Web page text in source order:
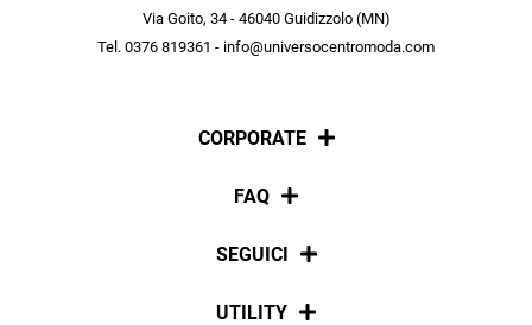
Via Goito, 34 - 46040 Guidizzolo (MN)
Tel. 0376 819361 - info@universocentromoda.com
CORPORATE
Chi siamo
FAQ
Pagamenti
SEGUICI
Social
UTILITY
scopri in anteprima le offerte in esclusiva a te riservate.
ISCRIVITI